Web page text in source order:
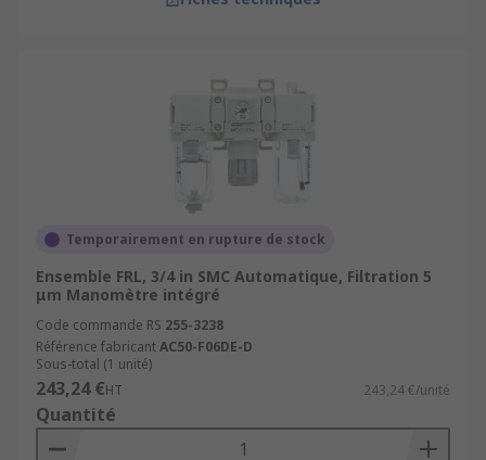
Temporairement en rupture de stock
Ensemble FRL, 3/4 in SMC Automatique, Filtration 5
μm Manomètre intégré
Code commande RS 255-3238
Référence fabricantAC50-F06DE-D
Sous-total (1 unité)
243,24 €HT 243,24 €/unité
Quantité